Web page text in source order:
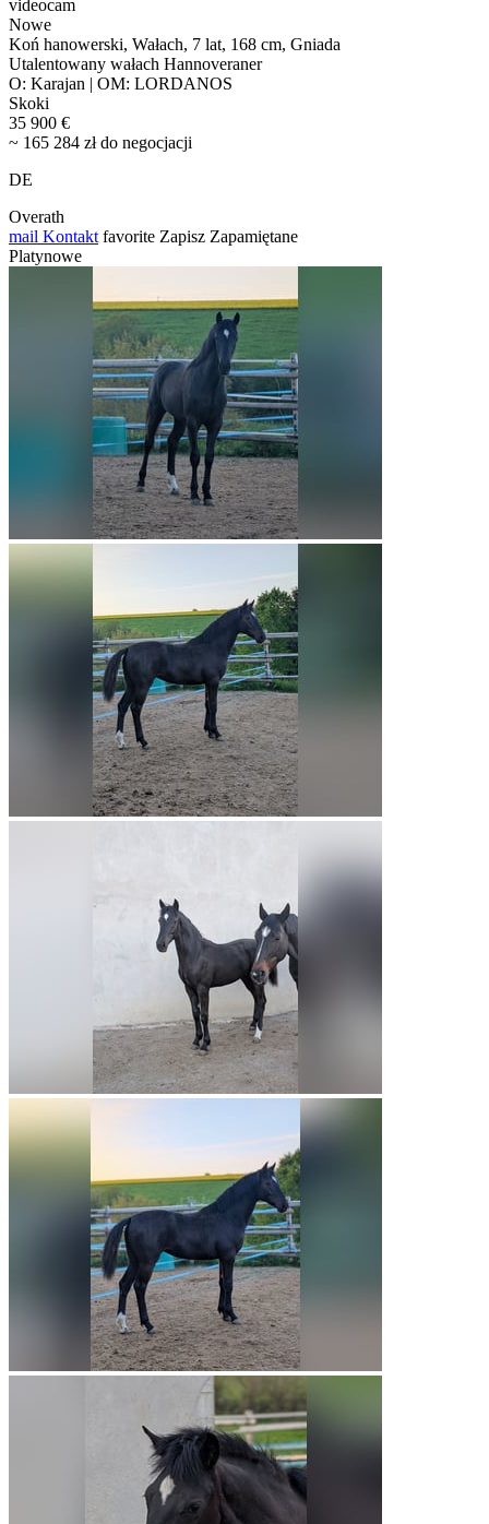
videocam
Nowe
Koń hanowerski, Wałach, 7 lat, 168 cm, Gniada
Utalentowany wałach Hannoveraner
O: Karajan | OM: LORDANOS
Skoki
35 900 €
~ 165 284 zł do negocjacji
DE
Overath
mail Kontakt favorite Zapisz Zapamiętane
Platynowe